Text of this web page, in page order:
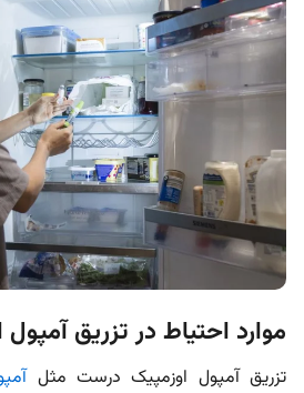
موارد احتیاط در تزریق
تزریق آمپول اوزمپیک درست مثل